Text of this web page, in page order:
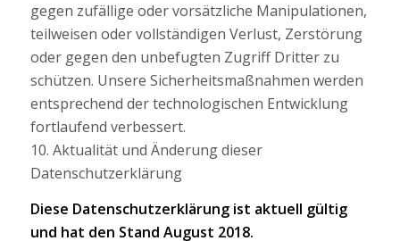
gegen zufällige oder vorsätzliche Manipulationen,
teilweisen oder vollständigen Verlust, Zerstörung
oder gegen den unbefugten Zugriff Dritter zu
schützen. Unsere Sicherheitsmaßnahmen werden
entsprechend der technologischen Entwicklung
fortlaufend verbessert.
10. Aktualität und Änderung dieser
Datenschutzerklärung
Diese Datenschutzerklärung ist aktuell gültig
und hat den Stand August 2018.